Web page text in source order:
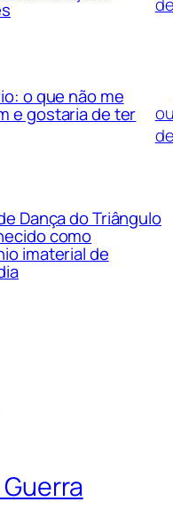
o que não me
e gostaria de ter
Dança do Triângulo
como
imaterial de